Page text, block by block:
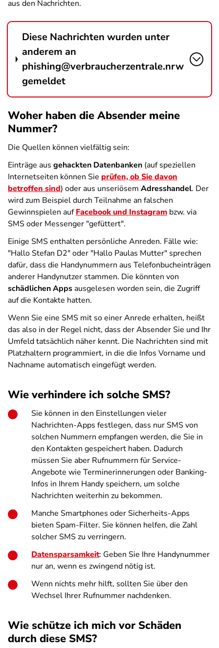
aus den Nachrichten.
Diese Nachrichten wurden unter
anderem an
phishing@verbraucherzentrale.nrw
gemeldet
Woher haben die Absender meine
Nummer?
Die Quellen können vielfältig sein:
Einträge aus gehackten Datenbanken (auf speziellen
Internetseiten können Sie prüfen, ob Sie davon
betroffen sind) oder aus unseriösem Adresshandel. Der
wird zum Beispiel durch Teilnahme an falschen
Gewinnspielen aufFacebook und Instagram bzw. via
SMS oder Messenger "gefüttert".
Einige SMS enthalten persönliche Anreden. Fälle wie:
"Hallo Stefan D2" oder "Hallo Paulas Mutter" sprechen
dafür, dass die Handynummern aus Telefonbucheinträgen
anderer Handynutzer stammen. Die könnten von
schädlichen Appsausgelesen worden sein, die Zugriff
auf die Kontakte hatten.
Wenn Sie eine SMS mit so einer Anrede erhalten, heißt
das also in der Regel nicht, dass der Absender Sie und Ihr
Umfeld tatsächlich näher kennt. Die Nachrichten sind mit
Platzhaltern programmiert, in die die Infos Vorname und
Nachname automatisch eingefügt werden.
Wie verhindere ich solche SMS?
Sie können in den Einstellungen vieler
Nachrichten-Apps festlegen, dass nur SMS von
solchen Nummern empfangen werden, die Sie in
den Kontakten gespeichert haben. Dadurch
müssen Sie aber Rufnummern für Service-
Angebote wie Terminerinnerungen oder Banking-
Infos in Ihrem Handy speichern, um solche
Nachrichten weiterhin zu bekommen.
Manche Smartphones oder Sicherheits-Apps
bieten Spam-Filter. Sie können helfen, die Zahl
solcher SMS zu verringern.
Datensparsamkeit: Geben Sie Ihre Handynummer
nur an, wenn es zwingend nötig ist.
Wenn nichts mehr hilft, sollten Sie über den
Wechsel Ihrer Rufnummer nachdenken.
Wie schütze ich mich vor Schäden
durch diese SMS?